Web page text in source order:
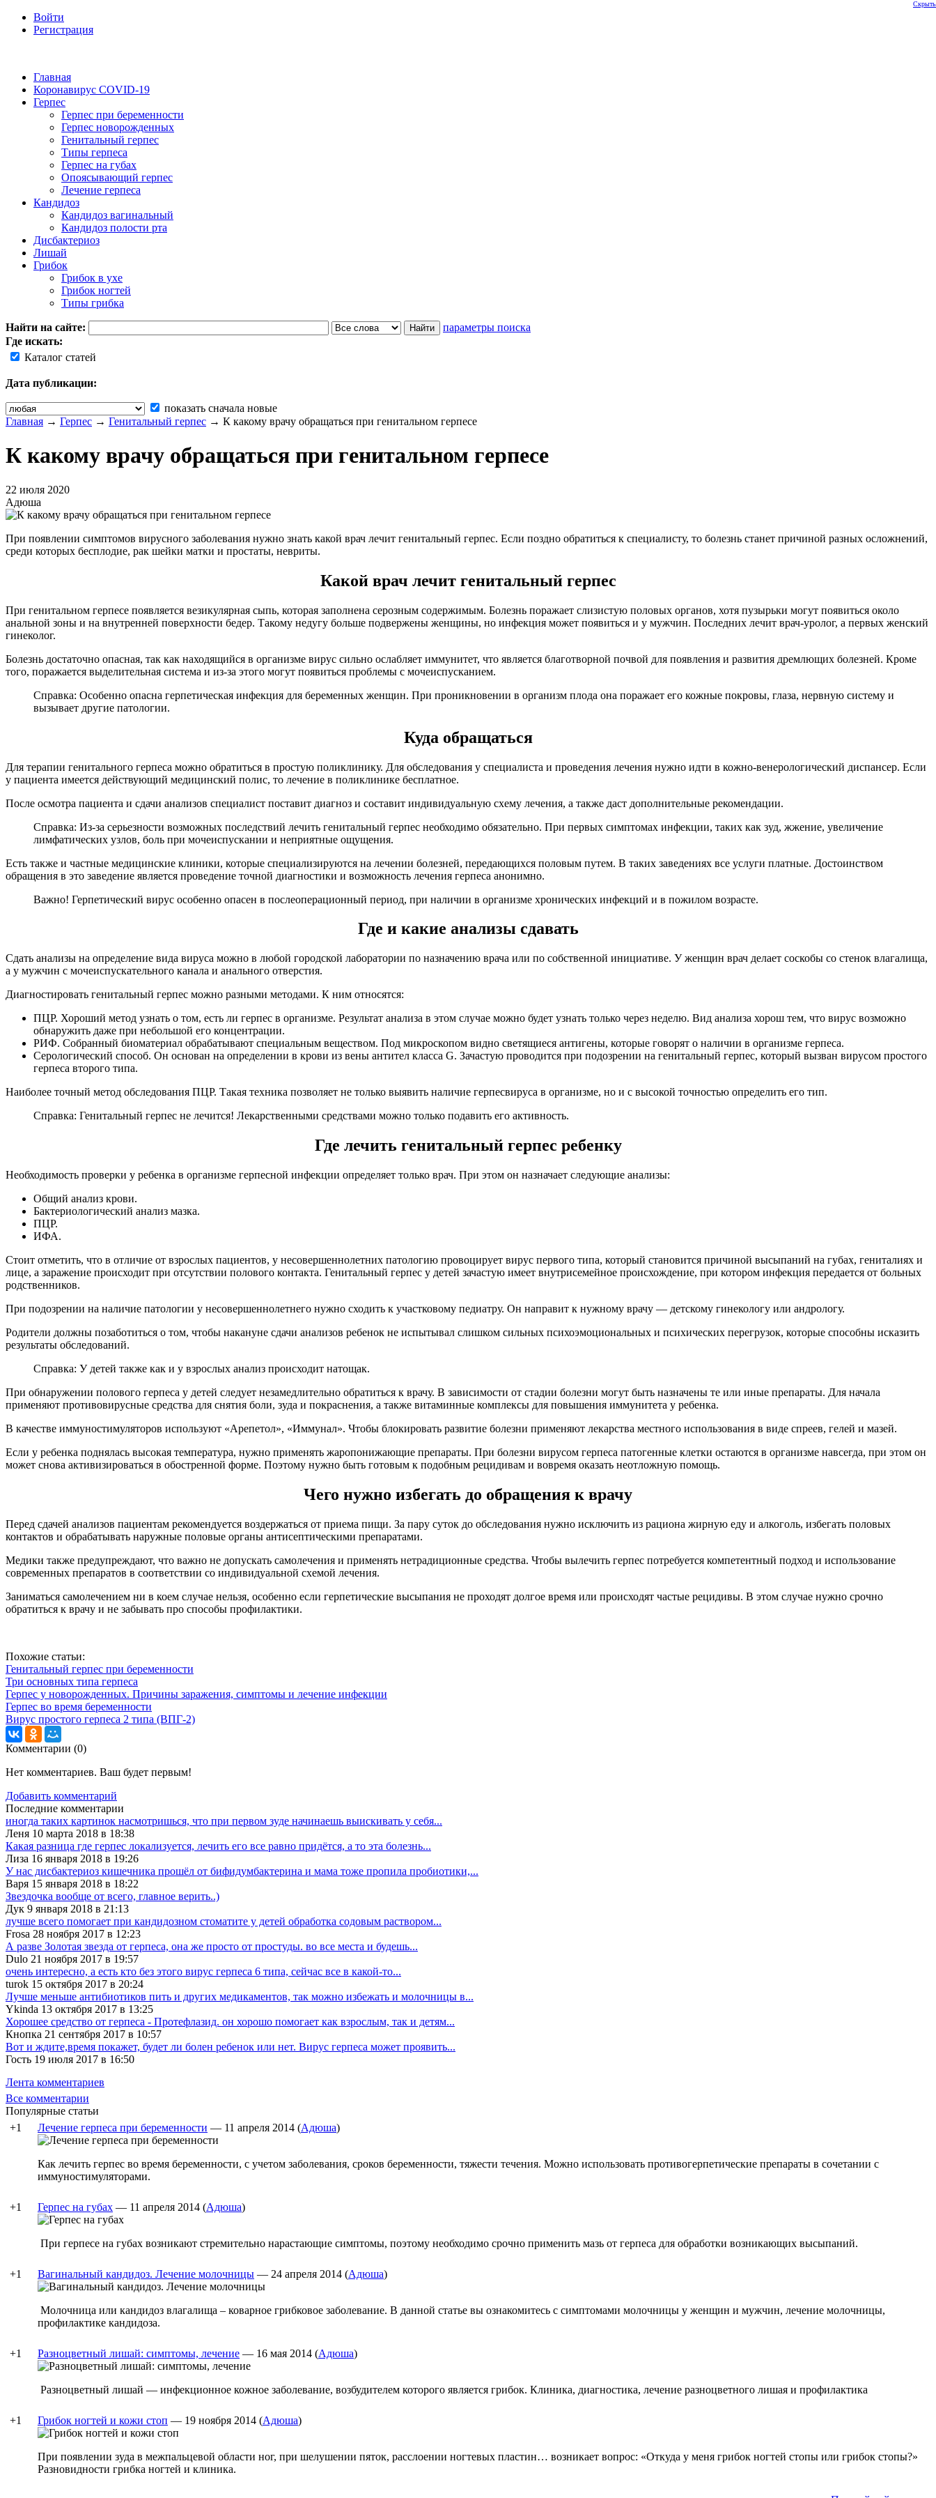
Войти
Регистрация
Главная
Коронавирус COVID-19
Герпес
Герпес при беременности
Герпес новорожденных
Генитальный герпес
Типы герпеса
Герпес на губах
Опоясывающий герпес
Лечение герпеса
Кандидоз
Кандидоз вагинальный
Кандидоз полости рта
Дисбактериоз
Лишай
Грибок
Грибок в ухе
Грибок ногтей
Типы грибка
Найти на сайте:
параметры поиска
Где искать:
Каталог статей
Дата публикации:
показать сначала новые
Скрыть
Главная → Герпес → Генитальный герпес → К какому врачу обращаться при генитальном герпесе
К какому врачу обращаться при генитальном герпесе
22 июля 2020
Адюша
При появлении симптомов вирусного заболевания нужно знать какой врач лечит генитальный герпес. Если поздно обратиться к специалисту, то болезнь станет причиной разных осложнений,
среди которых бесплодие, рак шейки матки и простаты, невриты.
Какой врач лечит генитальный герпес
При генитальном герпесе появляется везикулярная сыпь, которая заполнена серозным содержимым. Болезнь поражает слизистую половых органов, хотя пузырьки могут появиться около
анальной зоны и на внутренней поверхности бедер. Такому недугу больше подвержены женщины, но инфекция может появиться и у мужчин. Последних лечит врач-уролог, а первых женский
гинеколог.
Болезнь достаточно опасная, так как находящийся в организме вирус сильно ослабляет иммунитет, что является благотворной почвой для появления и развития дремлющих болезней. Кроме
того, поражается выделительная система и из-за этого могут появиться проблемы с мочеиспусканием.
Справка: Особенно опасна герпетическая инфекция для беременных женщин. При проникновении в организм плода она поражает его кожные покровы, глаза, нервную систему и
вызывает другие патологии.
Куда обращаться
Для терапии генитального герпеса можно обратиться в простую поликлинику. Для обследования у специалиста и проведения лечения нужно идти в кожно-венерологический диспансер. Если
у пациента имеется действующий медицинский полис, то лечение в поликлинике бесплатное.
После осмотра пациента и сдачи анализов специалист поставит диагноз и составит индивидуальную схему лечения, а также даст дополнительные рекомендации.
Справка: Из-за серьезности возможных последствий лечить генитальный герпес необходимо обязательно. При первых симптомах инфекции, таких как зуд, жжение, увеличение
лимфатических узлов, боль при мочеиспускании и неприятные ощущения.
Есть также и частные медицинские клиники, которые специализируются на лечении болезней, передающихся половым путем. В таких заведениях все услуги платные. Достоинством
обращения в это заведение является проведение точной диагностики и возможность лечения герпеса анонимно.
Важно! Герпетический вирус особенно опасен в послеоперационный период, при наличии в организме хронических инфекций и в пожилом возрасте.
Где и какие анализы сдавать
Сдать анализы на определение вида вируса можно в любой городской лаборатории по назначению врача или по собственной инициативе. У женщин врач делает соскобы со стенок влагалища,
а у мужчин с мочеиспускательного канала и анального отверстия.
Диагностировать генитальный герпес можно разными методами. К ним относятся:
ПЦР. Хороший метод узнать о том, есть ли герпес в организме. Результат анализа в этом случае можно будет узнать только через неделю. Вид анализа хорош тем, что вирус возможно
обнаружить даже при небольшой его концентрации.
РИФ. Собранный биоматериал обрабатывают специальным веществом. Под микроскопом видно светящиеся антигены, которые говорят о наличии в организме герпеса.
Серологический способ. Он основан на определении в крови из вены антител класса G. Зачастую проводится при подозрении на генитальный герпес, который вызван вирусом простого
герпеса второго типа.
Наиболее точный метод обследования ПЦР. Такая техника позволяет не только выявить наличие герпесвируса в организме, но и с высокой точностью определить его тип.
Справка: Генитальный герпес не лечится! Лекарственными средствами можно только подавить его активность.
Где лечить генитальный герпес ребенку
Необходимость проверки у ребенка в организме герпесной инфекции определяет только врач. При этом он назначает следующие анализы:
Общий анализ крови.
Бактериологический анализ мазка.
ПЦР.
ИФА.
Стоит отметить, что в отличие от взрослых пациентов, у несовершеннолетних патологию провоцирует вирус первого типа, который становится причиной высыпаний на губах, гениталиях и
лице, а заражение происходит при отсутствии полового контакта. Генитальный герпес у детей зачастую имеет внутрисемейное происхождение, при котором инфекция передается от больных
родственников.
При подозрении на наличие патологии у несовершеннолетнего нужно сходить к участковому педиатру. Он направит к нужному врачу — детскому гинекологу или андрологу.
Родители должны позаботиться о том, чтобы накануне сдачи анализов ребенок не испытывал слишком сильных психоэмоциональных и психических перегрузок, которые способны исказить
результаты обследований.
Справка: У детей также как и у взрослых анализ происходит натощак.
При обнаружении полового герпеса у детей следует незамедлительно обратиться к врачу. В зависимости от стадии болезни могут быть назначены те или иные препараты. Для начала
применяют противовирусные средства для снятия боли, зуда и покраснения, а также витаминные комплексы для повышения иммунитета у ребенка.
В качестве иммуностимуляторов используют «Арепетол», «Иммунал». Чтобы блокировать развитие болезни применяют лекарства местного использования в виде спреев, гелей и мазей.
Если у ребенка поднялась высокая температура, нужно применять жаропонижающие препараты. При болезни вирусом герпеса патогенные клетки остаются в организме навсегда, при этом он
может снова активизироваться в обостренной форме. Поэтому нужно быть готовым к подобным рецидивам и вовремя оказать неотложную помощь.
Чего нужно избегать до обращения к врачу
Перед сдачей анализов пациентам рекомендуется воздержаться от приема пищи. За пару суток до обследования нужно исключить из рациона жирную еду и алкоголь, избегать половых
контактов и обрабатывать наружные половые органы антисептическими препаратами.
Медики также предупреждают, что важно не допускать самолечения и применять нетрадиционные средства. Чтобы вылечить герпес потребуется компетентный подход и использование
современных препаратов в соответствии со индивидуальной схемой лечения.
Заниматься самолечением ни в коем случае нельзя, особенно если герпетические высыпания не проходят долгое время или происходят частые рецидивы. В этом случае нужно срочно
обратиться к врачу и не забывать про способы профилактики.
Похожие статьи:
Генитальный герпес при беременности
Три основных типа герпеса
Герпес у новорожденных. Причины заражения, симптомы и лечение инфекции
Герпес во время беременности
Вирус простого герпеса 2 типа (ВПГ-2)
Комментарии (0)
Нет комментариев. Ваш будет первым!
Добавить комментарий
Последние комментарии
иногда таких картинок насмотришься, что при первом зуде начинаешь выискивать у себя...
Леня 10 марта 2018 в 18:38
Какая разница где герпес локализуется, лечить его все равно придётся, а то эта болезнь...
Лиза 16 января 2018 в 19:26
У нас дисбактериоз кишечника прошёл от бифидумбактерина и мама тоже пропила пробиотики,...
Варя 15 января 2018 в 18:22
Звездочка вообще от всего, главное верить..)
Дук 9 января 2018 в 21:13
лучше всего помогает при кандидозном стоматите у детей обработка содовым раствором...
Frosa 28 ноября 2017 в 12:23
А разве Золотая звезда от герпеса, она же просто от простуды. во все места и будешь...
Dulo 21 ноября 2017 в 19:57
очень интересно, а есть кто без этого вирус герпеса 6 типа, сейчас все в какой-то...
turok 15 октября 2017 в 20:24
Лучше меньше антибиотиков пить и других медикаментов, так можно избежать и молочницы в...
Ykinda 13 октября 2017 в 13:25
Хорошее средство от герпеса - Протефлазид. он хорошо помогает как взрослым, так и детям...
Кнопка 21 сентября 2017 в 10:57
Вот и ждите,время покажет, будет ли болен ребенок или нет. Вирус герпеса может проявить...
Гость 19 июля 2017 в 16:50
Лента комментариев
Все комментарии
Популярные статьи
+1
Лечение герпеса при беременности — 11 апреля 2014 (Адюша)
Как лечить герпес во время беременности, с учетом заболевания, сроков беременности, тяжести течения. Можно использовать противогерпетические препараты в сочетании с
иммуностимуляторами.
+1 Герпес на губах — 11 апреля 2014 (Адюша)
При герпесе на губах возникают стремительно нарастающие симптомы, поэтому необходимо срочно применить мазь от герпеса для обработки возникающих высыпаний.
+1 Вагинальный кандидоз. Лечение молочницы — 24 апреля 2014 (Адюша)
Молочница или кандидоз влагалища – коварное грибковое заболевание. В данной статье вы ознакомитесь с симптомами молочницы у женщин и мужчин, лечение молочницы,
профилактике кандидоза.
+1 Разноцветный лишай: симптомы, лечение — 16 мая 2014 (Адюша)
Разноцветный лишай — инфекционное кожное заболевание, возбудителем которого является грибок. Клиника, диагностика, лечение разноцветного лишая и профилактика
+1 Грибок ногтей и кожи стоп — 19 ноября 2014 (Адюша)
При появлении зуда в межпальцевой области ног, при шелушении пяток, расслоении ногтевых пластин… возникает вопрос: «Откуда у меня грибок ногтей стопы или грибок стопы?»
Разновидности грибка ногтей и клиника.